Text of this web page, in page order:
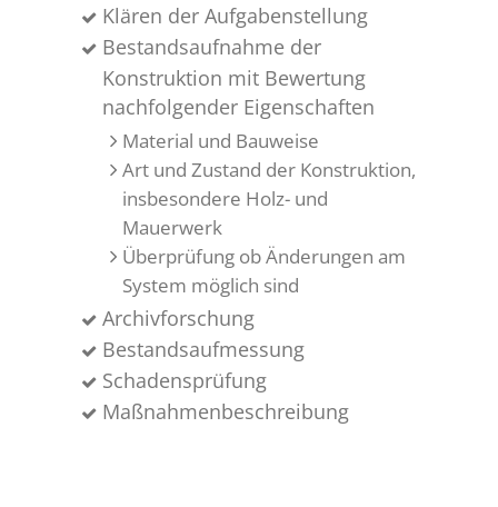
Klären der Aufgabenstellung
Bestandsaufnahme der
Konstruktion mit Bewertung
nachfolgender Eigenschaften
Material und Bauweise
Art und Zustand der Konstruktion,
insbesondere Holz- und
Mauerwerk
Überprüfung ob Änderungen am
System möglich sind
Archivforschung
Bestandsaufmessung
Schadensprüfung
Maßnahmenbeschreibung